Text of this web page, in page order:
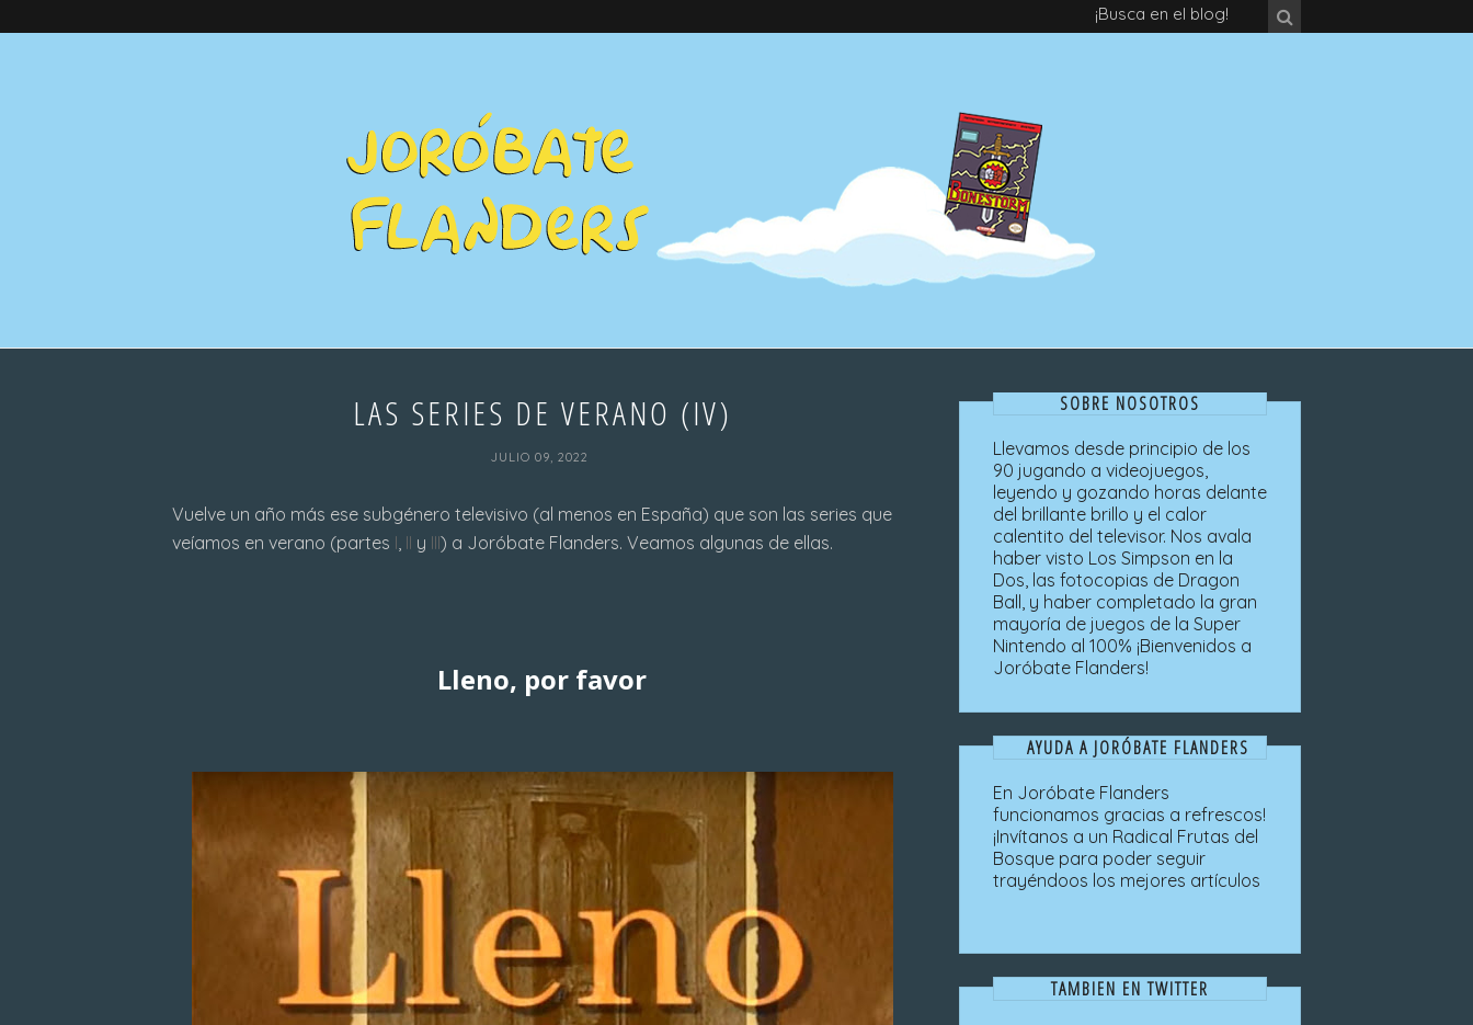
¡Busca en el blog!
LAS SERIES DE VERANO (IV)
JULIO 09, 2022
Vuelve un año más ese subgénero televisivo (al menos en España) que son las series que
veíamos en verano (partes I, II y III) a Joróbate Flanders. Veamos algunas de ellas.
Lleno, por favor
SOBRE NOSOTROS
Llevamos desde principio de los
90 jugando a videojuegos,
leyendo y gozando horas delante
del brillante brillo y el calor
calentito del televisor. Nos avala
haber visto Los Simpson en la
Dos, las fotocopias de Dragon
Ball, y haber completado la gran
mayoría de juegos de la Super
Nintendo al 100% ¡Bienvenidos a
Joróbate Flanders!
AYUDA A JORÓBATE FLANDERS
En Joróbate Flanders
funcionamos gracias a refrescos!
¡Invítanos a un Radical Frutas del
Bosque para poder seguir
trayéndoos los mejores artículos
TAMBIEN EN TWITTER